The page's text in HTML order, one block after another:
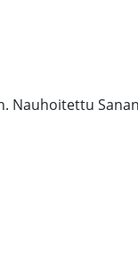
Nauhoitettu